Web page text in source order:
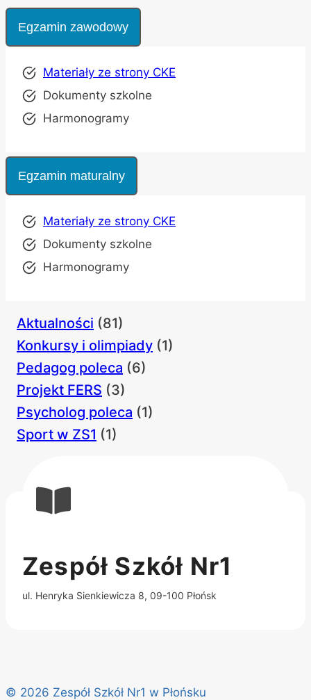
Egzamin zawodowy
Materiały ze strony CKE
Dokumenty szkolne
Harmonogramy
Egzamin maturalny
Materiały ze strony CKE
Dokumenty szkolne
Harmonogramy
Aktualności (81)
Konkursy i olimpiady (1)
Pedagog poleca (6)
Projekt FERS (3)
Psycholog poleca (1)
Sport w ZS1 (1)
Zespół Szkół Nr1
ul. Henryka Sienkiewicza 8, 09-100 Płońsk
© 2026 Zespół Szkół Nr1 w Płońsku